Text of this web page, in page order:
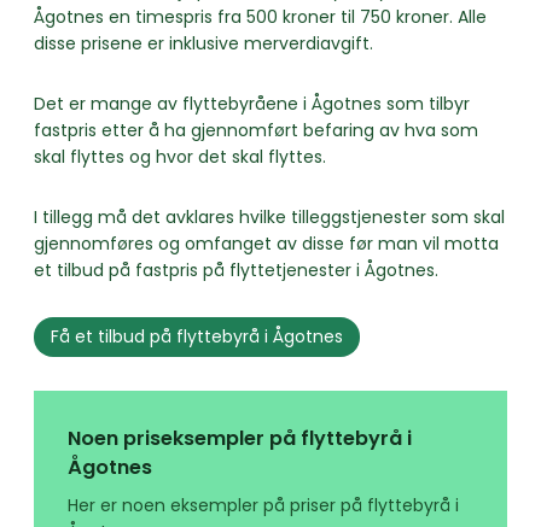
Ågotnes en timespris fra 500 kroner til 750 kroner. Alle
disse prisene er inklusive merverdiavgift.
Det er mange av flyttebyråene i Ågotnes som tilbyr
fastpris etter å ha gjennomført befaring av hva som
skal flyttes og hvor det skal flyttes.
I tillegg må det avklares hvilke tilleggstjenester som skal
gjennomføres og omfanget av disse før man vil motta
et tilbud på fastpris på flyttetjenester i Ågotnes.
Få et tilbud på flyttebyrå i Ågotnes
Noen priseksempler på flyttebyrå i
Ågotnes
Her er noen eksempler på priser på flyttebyrå i